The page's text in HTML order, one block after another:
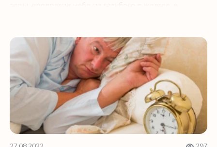
Сон в пожилом возрасте и циркадные ритмы